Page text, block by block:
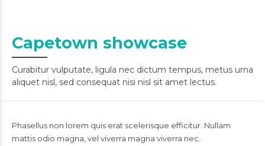
Capetown showcase
Curabitur vulputate, ligula nec dictum tempus, metus urna
aliquet nisl, sed consequat nisi nisl sit amet lectus.
Phasellus non lorem quis erat scelerisque efficitur. Nullam
mattis odio magna, vel viverra magna viverra nec.